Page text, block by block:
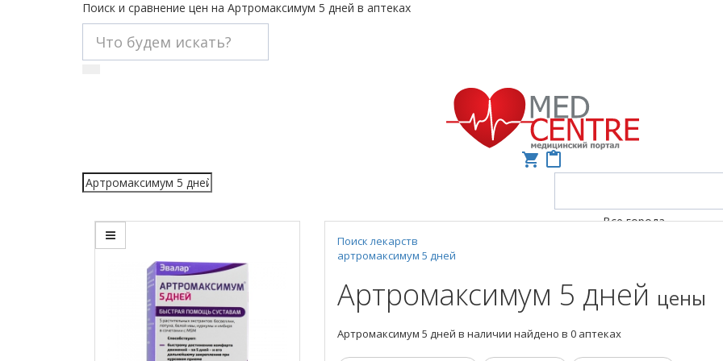
Поиск и сравнение цен на Артромаксимум 5 дней в аптеках
shopping_cart content_paste
Все города
Поиск лекарств
артромаксимум 5 дней
Артромаксимум 5 дней цены
Артромаксимум 5 дней в наличии найдено в 0 аптеках